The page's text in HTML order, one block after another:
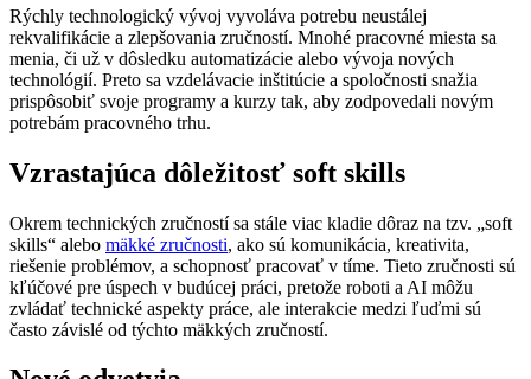
Rýchly technologický vývoj vyvoláva potrebu neustálej
rekvalifikácie a zlepšovania zručností. Mnohé pracovné miesta sa
menia, či už v dôsledku automatizácie alebo vývoja nových
technológií. Preto sa vzdelávacie inštitúcie a spoločnosti snažia
prispôsobiť svoje programy a kurzy tak, aby zodpovedali novým
potrebám pracovného trhu.
Vzrastajúca dôležitosť soft skills
Okrem technických zručností sa stále viac kladie dôraz na tzv. „soft
skills“ alebo mäkké zručnosti, ako sú komunikácia, kreativita,
riešenie problémov, a schopnosť pracovať v tíme. Tieto zručnosti sú
kľúčové pre úspech v budúcej práci, pretože roboti a AI môžu
zvládať technické aspekty práce, ale interakcie medzi ľuďmi sú
často závislé od týchto mäkkých zručností.